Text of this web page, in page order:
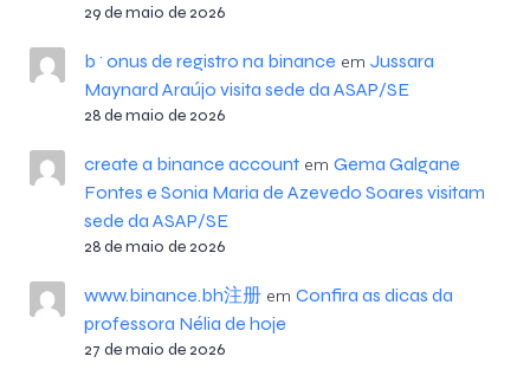
29 de maio de 2026
b^onus de registro na binance em Jussara
Maynard Araújo visita sede da ASAP/SE
28 de maio de 2026
create a binance accountem Gema Galgane
Fontes e Sonia Maria de Azevedo Soares visitam
sede da ASAP/SE
28 de maio de 2026
www.binance.bh注册em Confira as dicas da
professora Nélia de hoje
27 de maio de 2026